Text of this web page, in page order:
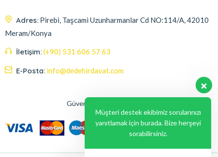
Adres: Pirebi, Taşcami Uzunharmanlar Cd NO:114/A, 42010
Meram/Konya
İletişim:(+90) 531 606 57 63
E-Posta: info@dedehirdavat.com
Güvenli Ödeme Seçenekleri
Müşteri destek ekibimiz sorularınızı
yanıtlamak için burada. Bize herşeyi
sorabilirsiniz.